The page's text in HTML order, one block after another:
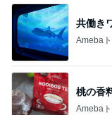
共働き
Ameba
桃の香
Ameba